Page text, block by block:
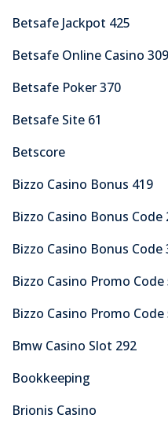
Betsafe Jackpot 425
Betsafe Online Casino 309
Betsafe Poker 370
Betsafe Site 61
Betscore
Bizzo Casino Bonus 419
Bizzo Casino Bonus Code
Bizzo Casino Bonus Code
Bizzo Casino Promo Code
Bizzo Casino Promo Code
Bmw Casino Slot 292
Bookkeeping
Brionis Casino